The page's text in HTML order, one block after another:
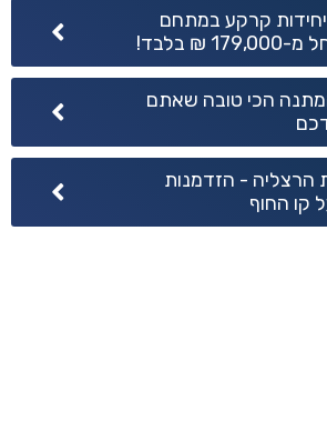
פרויקטים חדשים בהיקף של 3 מיליארד
קרקע במתחם
₪ בלבד!
הכי טובה שאתם
- הזדמנות
קו החוף